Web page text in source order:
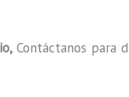
Contáctanos para